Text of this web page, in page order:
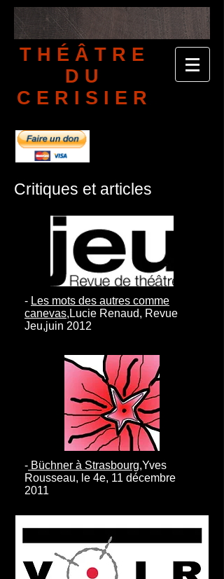
THÉÂTRE
DU
CERISIER
Critiques et articles
- Les mots des autres comme
canevas,Lucie Renaud, Revue
Jeu,juin 2012
- Büchner à Strasbourg,Yves
Rousseau, le 4e, 11 décembre
2011